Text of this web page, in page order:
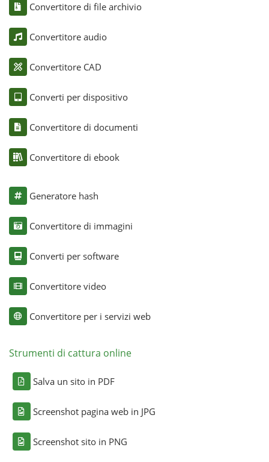
Convertitore di file archivio
Convertitore audio
Convertitore CAD
Converti per dispositivo
Convertitore di documenti
Convertitore di ebook
Generatore hash
Convertitore di immagini
Converti per software
Convertitore video
Convertitore per i servizi web
Strumenti di cattura online
Salva un sito in PDF
Screenshot pagina web in JPG
Screenshot sito in PNG